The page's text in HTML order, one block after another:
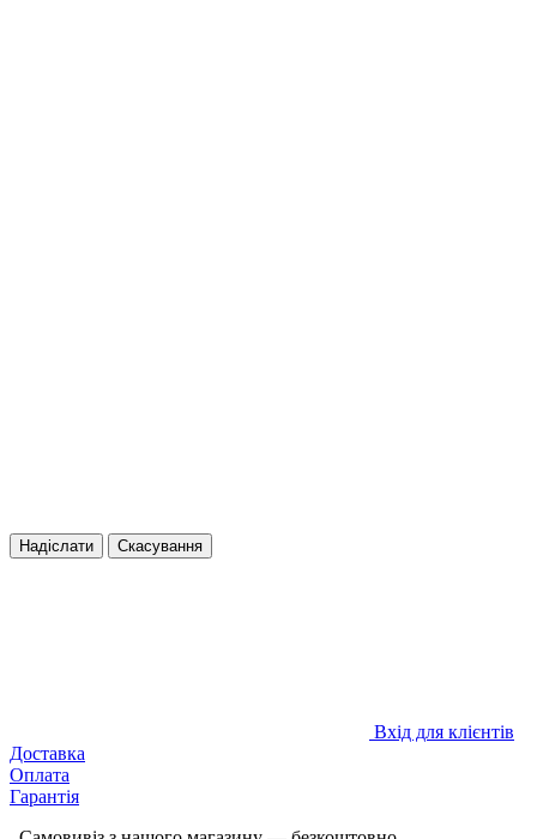
Надіслати Скасування
Вхід для клієнтів
Доставка
Оплата
Гарантія